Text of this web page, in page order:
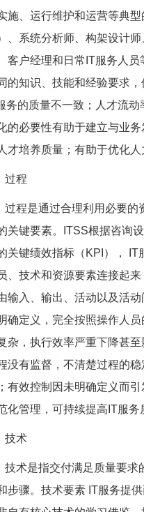
施、运行维护和运营等典
、系统分析师、构架设计
客户经理和日常IT服务人
的知识、技能和经验要求
务的质量不一致；人才流
的必要性有助于建立与业
才培养质量；有助于优化
过程
过程是通过合理利用必要的
关键要素。ITSS根据咨询
关键绩效指标（KPI）， IT
、技术和资源要素连接起
输入、输出、活动以及活
确定义，完全按照操作人
杂，执行效率严重下降甚
没有监督，不清楚过程的
有效控制因未明确定义而
化管理，可持续提高IT服务
技术
技术是指交付满足质量要求
步骤。技术要素 IT服务提